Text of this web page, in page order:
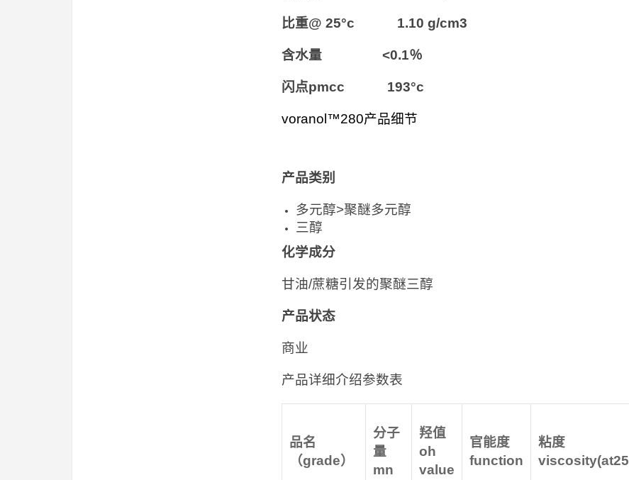
比重@ 25°c 1.10 g/cm3
含水量 <0.1％
闪点pmcc 193°c
voranol™280产品细节
产品类别
多元醇>聚醚多元醇
三醇
化学成分
甘油/蔗糖引发的聚醚三醇
产品状态
商业
产品详细介绍参数表
品名
（grade）
分子
量
mn
羟值
oh
value
官能度
function
粘度
viscosity(at25